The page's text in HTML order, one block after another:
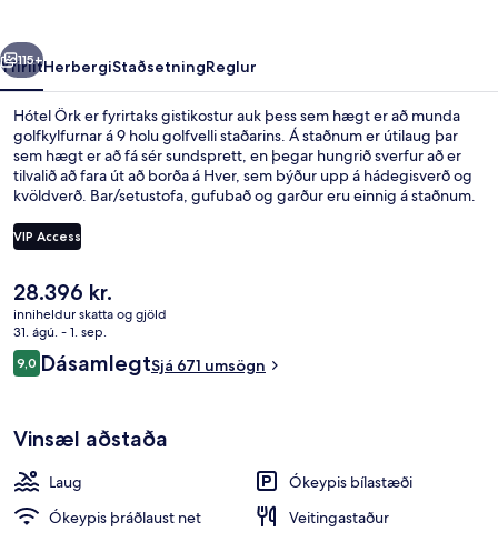
Næsta
115+
YfirlitHerbergiStaðsetningReglur
Hótel Örk er fyrirtaks gistikostur auk þess sem hægt er að munda
golfkylfurnar á 9 holu golfvelli staðarins. Á staðnum er útilaug þar
sem hægt er að fá sér sundsprett, en þegar hungrið sverfur að er
tilvalið að fara út að borða á Hver, sem býður upp á hádegisverð og
kvöldverð. Bar/setustofa, gufubað og garður eru einnig á staðnum.
helstu kosta gististaðarins.
VIP Access
Núverandi
verð
er
28.396 kr.
28.396 kr.
inniheldur skatta og gjöld
31. ágú. - 1. sep.
Umsagnir
9,09,0 af 10
DásamlegtSjá 671 umsögn
Vinsæl aðstaða
Laug
Ókeypis bílastæði
Ókeypis þráðlaust net
Veitingastaður